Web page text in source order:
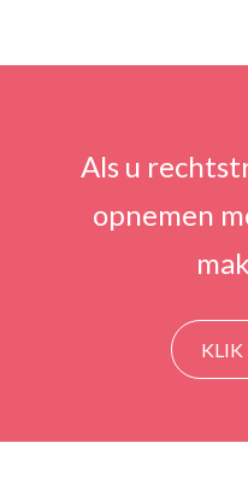
Als u
opnemen
KLIK